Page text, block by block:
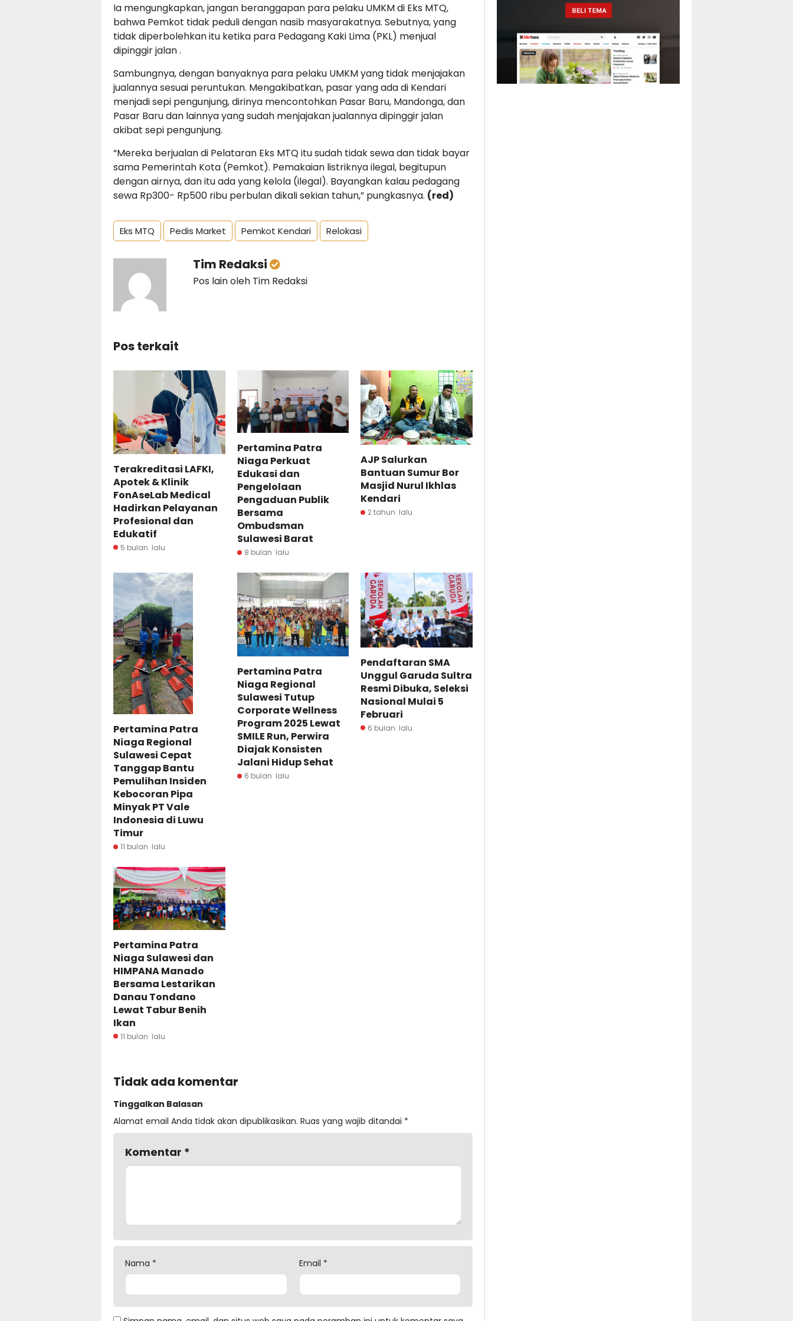
Ia mengungkapkan, jangan beranggapan para pelaku UMKM di Eks MTQ,
bahwa Pemkot tidak peduli dengan nasib masyarakatnya. Sebutnya, yang
tidak diperbolehkan itu ketika para Pedagang Kaki Lima (PKL) menjual
dipinggir jalan .
Sambungnya, dengan banyaknya para pelaku UMKM yang tidak menjajakan
jualannya sesuai peruntukan. Mengakibatkan, pasar yang ada di Kendari
menjadi sepi pengunjung, dirinya mencontohkan Pasar Baru, Mandonga, dan
Pasar Baru dan lainnya yang sudah menjajakan jualannya dipinggir jalan
akibat sepi pengunjung.
“Mereka berjualan di Pelataran Eks MTQ itu sudah tidak sewa dan tidak bayar
sama Pemerintah Kota (Pemkot). Pemakaian listriknya ilegal, begitupun
dengan airnya, dan itu ada yang kelola (ilegal). Bayangkan kalau pedagang
sewa Rp300- Rp500 ribu perbulan dikali sekian tahun,” pungkasnya. (red)
Eks MTQ Pedis Market Pemkot Kendari Relokasi
Tim Redaksi
Pos lain oleh Tim Redaksi
Pos terkait
Terakreditasi LAFKI,
Apotek & Klinik
FonAseLab Medical
Hadirkan Pelayanan
Profesional dan
Edukatif
5 bulan lalu
Pertamina Patra
Niaga Perkuat
Edukasi dan
Pengelolaan
Pengaduan Publik
Bersama
Ombudsman
Sulawesi Barat
8 bulan lalu
AJP Salurkan
Bantuan Sumur Bor
Masjid Nurul Ikhlas
Kendari
2 tahun lalu
Pertamina Patra
Niaga Regional
Sulawesi Cepat
Tanggap Bantu
Pemulihan Insiden
Kebocoran Pipa
Minyak PT Vale
Indonesia di Luwu
Timur
11 bulan lalu
Pertamina Patra
Niaga Regional
Sulawesi Tutup
Corporate Wellness
Program 2025 Lewat
SMILE Run, Perwira
Diajak Konsisten
Jalani Hidup Sehat
6 bulan lalu
Pendaftaran SMA
Unggul Garuda Sultra
Resmi Dibuka, Seleksi
Nasional Mulai 5
Februari
6 bulan lalu
Pertamina Patra
Niaga Sulawesi dan
HIMPANA Manado
Bersama Lestarikan
Danau Tondano
Lewat Tabur Benih
Ikan
11 bulan lalu
Tidak ada komentar
Tinggalkan Balasan
Alamat email Anda tidak akan dipublikasikan. Ruas yang wajib ditandai *
Komentar *
Nama * Email *